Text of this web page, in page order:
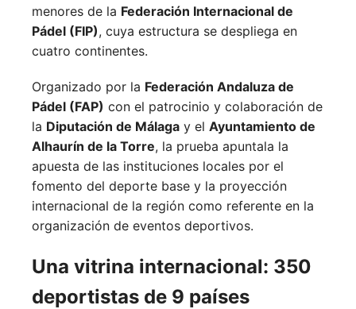
menores de la Federación Internacional de
Pádel (FIP), cuya estructura se despliega en
cuatro continentes.
Organizado por la Federación Andaluza de
Pádel (FAP) con el patrocinio y colaboración de
la Diputación de Málaga y el Ayuntamiento de
Alhaurín de la Torre, la prueba apuntala la
apuesta de las instituciones locales por el
fomento del deporte base y la proyección
internacional de la región como referente en la
organización de eventos deportivos.
Una vitrina internacional: 350
deportistas de 9 países